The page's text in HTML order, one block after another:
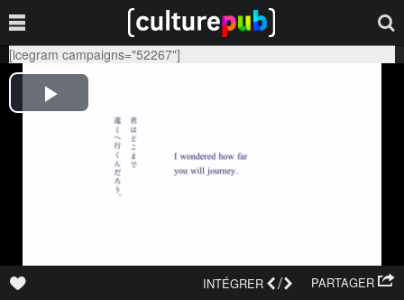
[icegram campaigns="52267"]
PARTAGER
INTÉGRER /